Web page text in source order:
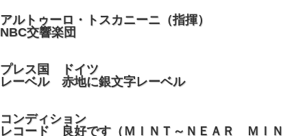
アルトゥーロ・トスカニーニ（指揮）
NBC交響楽団
プレス国 ドイツ
レーベル 赤地に銀文字レーベル
コンディション
レコード 良好です（ＭＩＮＴ～ＮＥＡＲ ＭＩＮ